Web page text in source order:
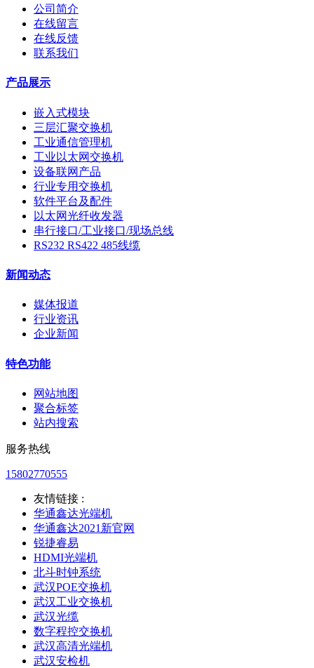
公司简介
在线留言
在线反馈
联系我们
产品展示
嵌入式模块
三层汇聚交换机
工业通信管理机
工业以太网交换机
设备联网产品
行业专用交换机
软件平台及配件
以太网光纤收发器
串行接口/工业接口/现场总线
RS232 RS422 485线缆
新闻动态
媒体报道
行业资讯
企业新闻
特色功能
网站地图
聚合标签
站内搜索
服务热线
15802770555
友情链接 :
华通鑫达光端机
华通鑫达2021新官网
锐捷睿易
HDMI光端机
北斗时钟系统
武汉POE交换机
武汉工业交换机
武汉光缆
数字程控交换机
武汉高清光端机
武汉安检机